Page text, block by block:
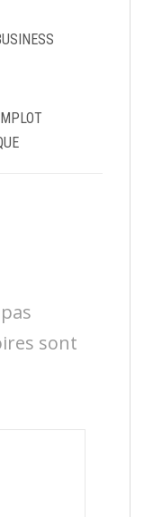
sont